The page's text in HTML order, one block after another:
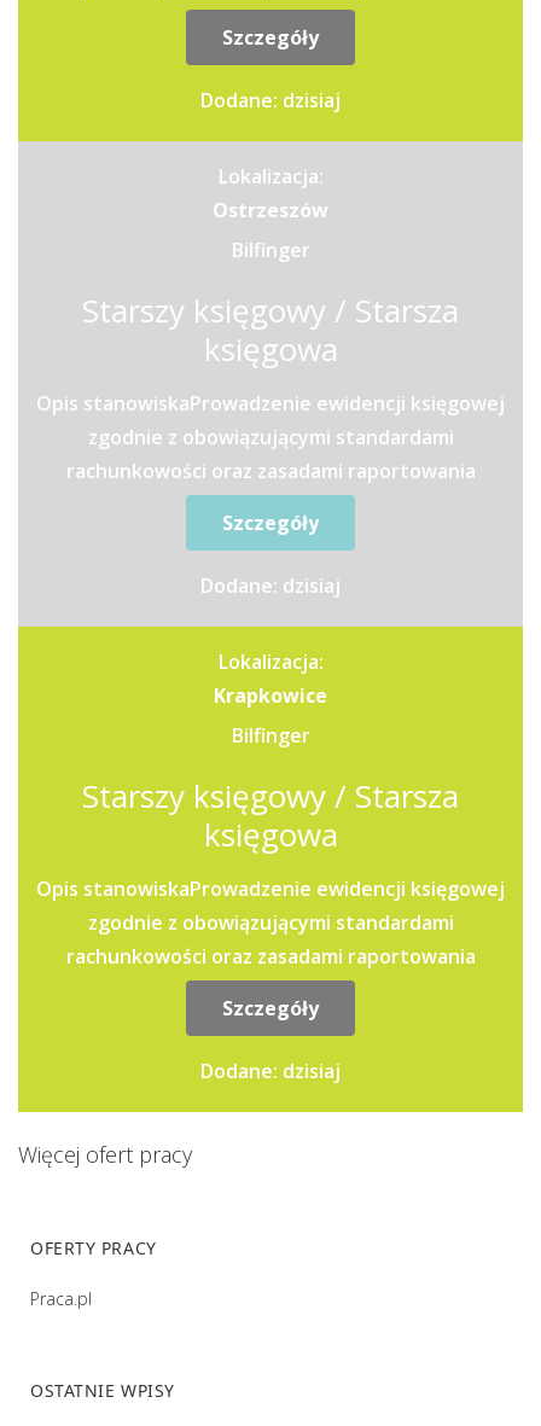
jednostek operacyjnych i...
Szczegóły
Dodane: dzisiaj
Lokalizacja:
Ostrzeszów
Bilfinger
Starszy księgowy / Starsza
księgowa
Opis stanowiskaProwadzenie ewidencji księgowej
zgodnie z obowiązującymi standardami
rachunkowości oraz zasadami raportowania
grupowego.Przygotowywanie...
Szczegóły
Dodane: dzisiaj
Lokalizacja:
Krapkowice
Bilfinger
Starszy księgowy / Starsza
księgowa
Opis stanowiskaProwadzenie ewidencji księgowej
zgodnie z obowiązującymi standardami
rachunkowości oraz zasadami raportowania
grupowego.Przygotowywanie...
Szczegóły
Dodane: dzisiaj
Więcej ofert pracy
OFERTY PRACY
Praca.pl
OSTATNIE WPISY